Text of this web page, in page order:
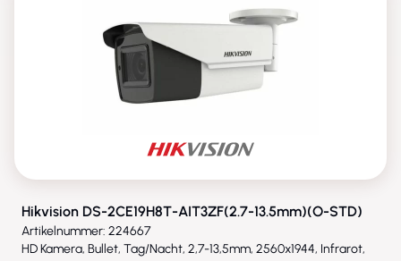
Hikvision DS-2CE19H8T-AIT3ZF(2.7-13.5mm)(O-STD)
Artikelnummer: 224667
HD Kamera, Bullet, Tag/Nacht, 2,7-13,5mm, 2560x1944, Infrarot,